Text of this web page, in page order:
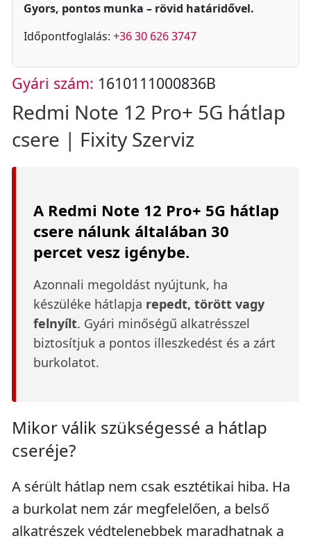
Gyors, pontos munka – rövid határidővel.
Időpontfoglalás: +36 30 626 3747
Gyári szám: 1610111000836B
Redmi Note 12 Pro+ 5G hátlap
csere | Fixity Szerviz
A Redmi Note 12 Pro+ 5G hátlap
csere nálunk általában 30
percet vesz igénybe.
Azonnali megoldást nyújtunk, ha
készüléke hátlapja repedt, törött vagy
felnyílt. Gyári minőségű alkatrésszel
biztosítjuk a pontos illeszkedést és a zárt
burkolatot.
Mikor válik szükségessé a hátlap
cseréje?
A sérült hátlap nem csak esztétikai hiba. Ha
a burkolat nem zár megfelelően, a belső
alkatrészek védtelenebbek maradhatnak a